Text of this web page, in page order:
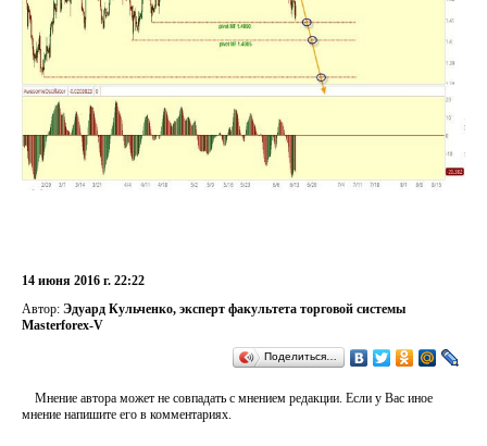
14 июня 2016 г. 22:22
Автор: Эдуард Кульченко, эксперт факультета торговой системы
Masterforex-V
Поделиться…
Мнение автора может не совпадать с мнением редакции. Если у Вас иное
мнение напишите его в комментариях.